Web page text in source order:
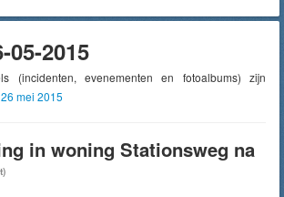
2015
(incidenten, evenementen en fotoalbums) zijn
mei 2015
in woning Stationsweg na